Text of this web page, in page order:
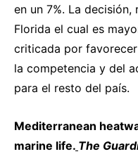
en un 7%. La
Florida el cual es
criticada por
la competencia y del
para el resto del país.
Mediterranean
marine life. The